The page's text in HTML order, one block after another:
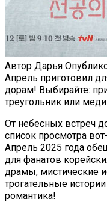
Автор Дарья
Апрель приготовил
дорам! Выбирайте:
треугольник или
От небесных встреч
список просмотра
Апрель 2025 года
для фанатов
драмы, мистические
трогательные
романтика!